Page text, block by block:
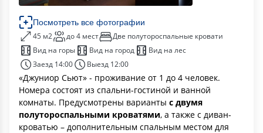
Посмотреть все фотографии
45 м2 до 4 мест
Две полутороспальные кровати
Вид на горы
Вид на город
Вид на лес
Заезд 14:00
Выезд 12:00
«Джуниор Сьют» - проживание от 1 до 4 человек.
Номера состоят из спальни-гостиной и ванной
комнаты. Предусмотрены варианты с двумя
полутороспальными кроватями, а также с диван-
кроватью – дополнительным спальным местом для